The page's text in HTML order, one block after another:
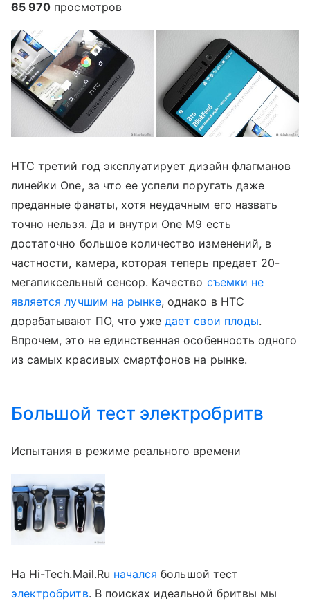
65 970 просмотров
HTC третий год эксплуатирует дизайн флагманов
линейки One, за что ее успели поругать даже
преданные фанаты, хотя неудачным его назвать
точно нельзя. Да и внутри One M9 есть
достаточно большое количество изменений, в
частности, камера, которая теперь предает 20-
мегапиксельный сенсор. Качество съемки не
является лучшим на рынке, однако в HTC
дорабатывают ПО, что ужедает свои плоды.
Впрочем, это не единственная особенность одного
из самых красивых смартфонов на рынке.
Большой тест электробритв
Испытания в режиме реального времени
На Hi-Tech.Mail.Ru начался большой тест
электробритв. В поисках идеальной бритвы мы